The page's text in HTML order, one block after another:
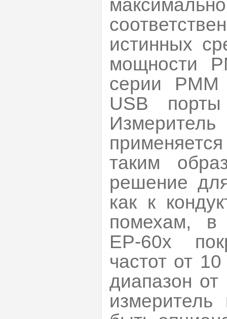
истинных
мощности
серии РММ
USB
таким
решение
как к
помехам,
ЕР-60х
частот от
диапазон